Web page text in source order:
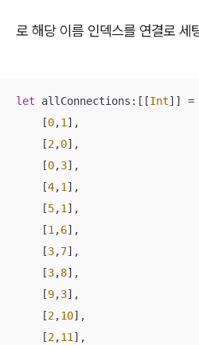
로 해당 이름 인덱스를 연결로 세
let allConnections:[[Int]] =
    [
0,1 ],
    [
2,0],
    [
0,3],
    [
4,1 ],
    [
5,1 ],
    [
1 ,6],
    [
3,7],
    [
3,8],
    [
9,3],
    [
2,10],
    [
2,11 ],